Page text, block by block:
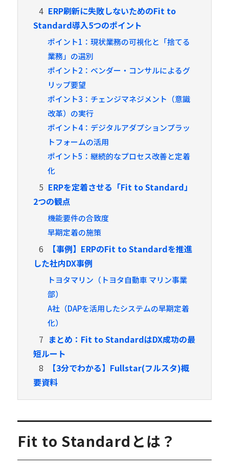
4 ERP刷新に失敗しないためのFit to
Standard導入5つのポイント
ポイント1：現状業務の可視化と「捨てる
業務」の選別
ポイント2：ベンダー・コンサルによるグ
リップ要望
ポイント3：チェンジマネジメント（意識
改革）の実行
ポイント4：デジタルアダプションプラッ
トフォームの活用
ポイント5：継続的なプロセス改善と定着
化
5 ERPを定着させる「Fit to Standard」
2つの観点
機能要件の合致度
早期定着の施策
6
【事例】ERPのFit to Standardを推進
した社内DX事例
トヨタマリン（トヨタ自動車 マリン事業
部）
A社（DAPを活用したシステムの早期定着
化）
7 まとめ：Fit to StandardはDX成功の最
短ルート
8
【3分でわかる】Fullstar(フルスタ)概
要資料
Fit to Standardとは？